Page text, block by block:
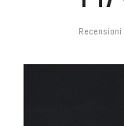
Recensioni